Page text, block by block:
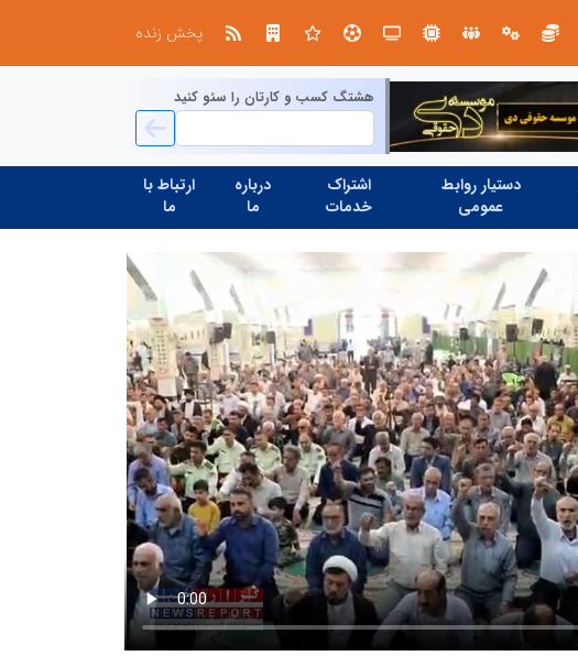
پخش زنده
هشتگ کسب و کارتان را سئو کنید
دستیار روابط
عمومی
اشتراک
خدمات
درباره
ما
ارتباط با
ما